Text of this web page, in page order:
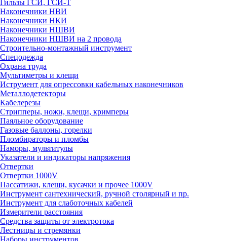
Гильзы ГСИ, ГСИ-Т
Наконечники НВИ
Наконечники НКИ
Наконечники НШВИ
Наконечники НШВИ на 2 провода
Строительно-монтажный инструмент
Спецодежда
Охрана труда
Мультиметры и клещи
Иструмент для опрессовки кабельных наконечников
Металлодетекторы
Кабелерезы
Стрипперы, ножи, клещи, кримперы
Паяльное оборудование
Газовые баллоны, горелки
Пломбираторы и пломбы
Наморы, мультитулы
Указатели и индикаторы напряжения
Отвертки
Отвертки 1000V
Пассатижи, клещи, кусачки и прочее 1000V
Инструмент сантехнический, ручной столярный и пр.
Инструмент для слаботочных кабелей
Измерители расстояния
Средства защиты от электротока
Лестницы и стремянки
Наборы инструментов